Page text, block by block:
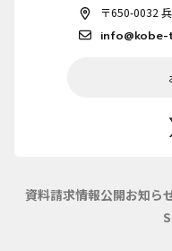
〒650-0032
info@kobe-
資料請求情報公開お知ら